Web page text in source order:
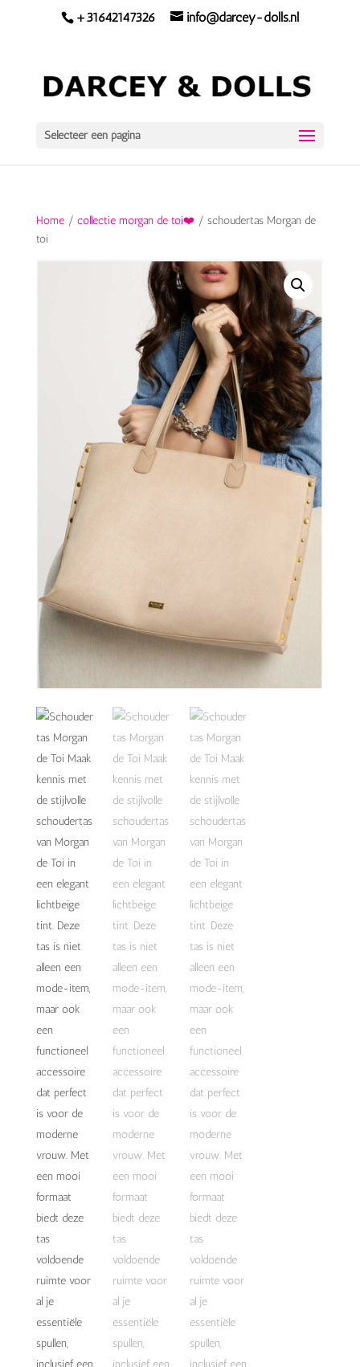
+31642147326 info@darcey-dolls.nl
Selecteer een pagina
Home/ collectie morgan de toi❤️ / schoudertas Morgan de
toi